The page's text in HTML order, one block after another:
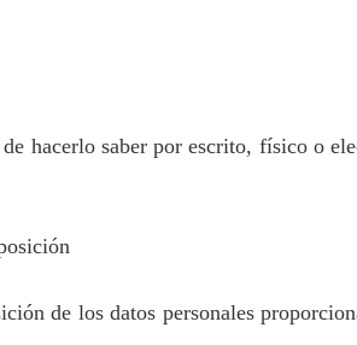
hacerlo saber por escrito, físico o
de los datos personales